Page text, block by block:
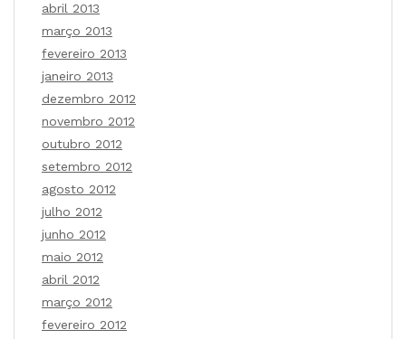
abril 2013
março 2013
fevereiro 2013
janeiro 2013
dezembro 2012
novembro 2012
outubro 2012
setembro 2012
agosto 2012
julho 2012
junho 2012
maio 2012
abril 2012
março 2012
fevereiro 2012